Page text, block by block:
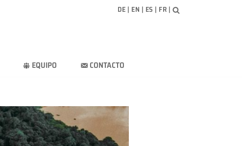
DE | EN | ES | FR |
EQUIPO CONTACTO